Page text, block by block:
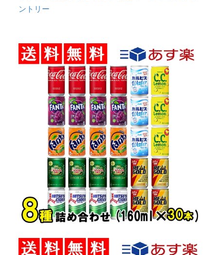
ントリー